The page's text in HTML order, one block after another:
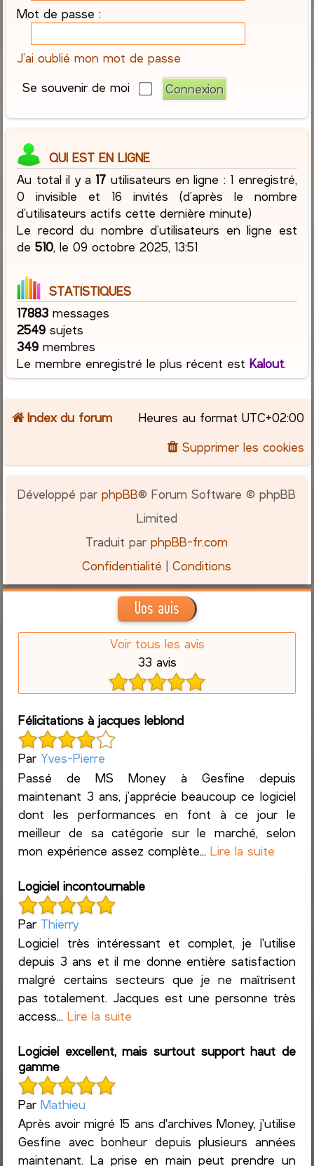
Mot de passe :
J’ai oublié mon mot de passe
Se souvenir de moi
QUI EST EN LIGNE
Au total il y a17 utilisateurs en ligne : 1 enregistré,
0 invisible et 16 invités (d’après le nombre
d’utilisateurs actifs cette dernière minute)
Le record du nombre d’utilisateurs en ligne est
de510, le 09 octobre 2025, 13:51
STATISTIQUES
17883 messages
2549 sujets
349 membres
Le membre enregistré le plus récent estKalout.
Index du forum Heures au format UTC+02:00
Supprimer les cookies
Développé parphpBB® Forum Software © phpBB
Limited
Traduit parphpBB-fr.com
Confidentialité |Conditions
Vos avis
Voir tous les avis
33 avis
Félicitations à jacques leblond
ParYves-Pierre
Passé de MS Money à Gesfine depuis
maintenant 3 ans, j’apprécie beaucoup ce logiciel
dont les performances en font à ce jour le
meilleur de sa catégorie sur le marché, selon
mon expérience assez complète...Lire la suite
Logiciel incontournable
Par Thierry
Logiciel très intéressant et complet, je l'utilise
depuis 3 ans et il me donne entière satisfaction
malgré certains secteurs que je ne maîtrisent
pas totalement. Jacques est une personne très
access...Lire la suite
Logiciel excellent, mais surtout support haut de
gamme
ParMathieu
Après avoir migré 15 ans d'archives Money, j'utilise
Gesfine avec bonheur depuis plusieurs années
maintenant. La prise en main peut prendre un